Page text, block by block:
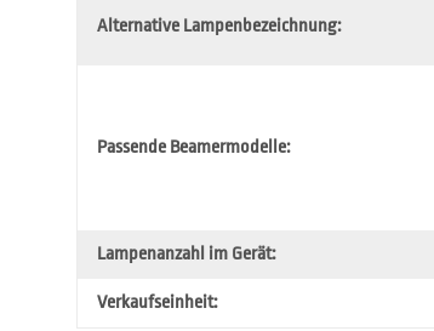
Alternative Lampenbezeichnung:
Passende Beamermodelle:
Lampenanzahl im Gerät:
Verkaufseinheit: